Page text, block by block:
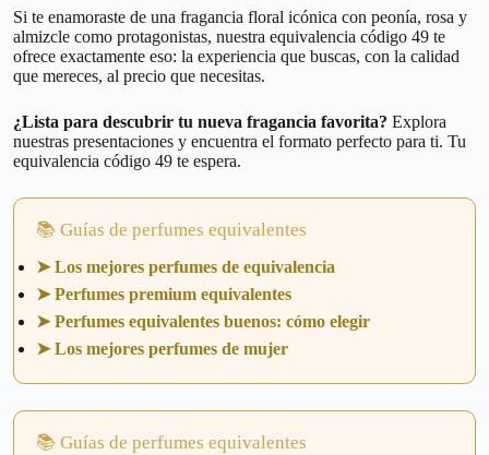
Si te enamoraste de una fragancia floral icónica con peonía, rosa y
almizcle como protagonistas, nuestra equivalencia código 49 te
ofrece exactamente eso: la experiencia que buscas, con la calidad
que mereces, al precio que necesitas.
¿Lista para descubrir tu nueva fragancia favorita? Explora
nuestras presentaciones y encuentra el formato perfecto para ti. Tu
equivalencia código 49 te espera.
📚 Guías de perfumes equivalentes
➤ Los mejores perfumes de equivalencia
➤ Perfumes premium equivalentes
➤ Perfumes equivalentes buenos: cómo elegir
➤ Los mejores perfumes de mujer
📚 Guías de perfumes equivalentes